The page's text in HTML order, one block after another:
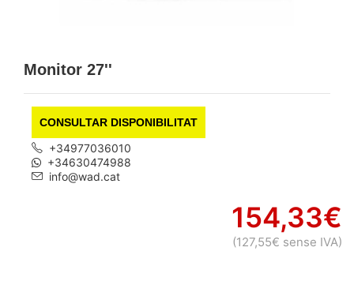
Monitor 27''
CONSULTAR DISPONIBILITAT
+34977036010
+34630474988
info@wad.cat
154,33€
(127,55€ sense IVA)